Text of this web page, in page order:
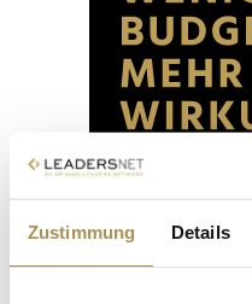
Zustimmung Details